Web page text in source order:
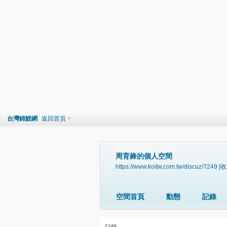
台灣錦鯉網 返回首頁
周育鋒的個人空間
https://www.koitw.com.tw/discuz/?249 [
空間首頁 動態 記錄